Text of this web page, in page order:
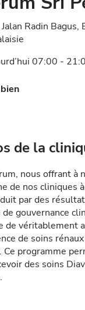
Radin
07:00 -
de la
nous offrant à
de nos
par des
de gouvernance
de véritablement
de soins
. Ce programme
des soins